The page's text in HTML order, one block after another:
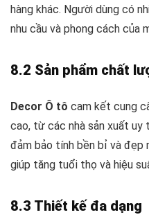
hàng khác. Người dùng có
nhu cầu và phong cách của
8.2 Sản phẩm chất
Decor Ô tô cam kết cung
cao, từ các nhà sản xuất uy
đảm bảo tính bền bỉ và đẹp
giúp tăng tuổi thọ và hiệu
8.3 Thiết kế đa dạng